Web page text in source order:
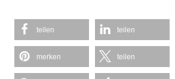
teilen teilen
merken teilen